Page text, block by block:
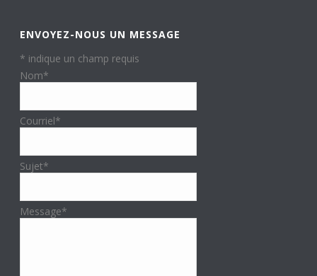
ENVOYEZ-NOUS UN MESSAGE
* indique un champ requis
Nom*
Courriel*
Sujet*
Message*